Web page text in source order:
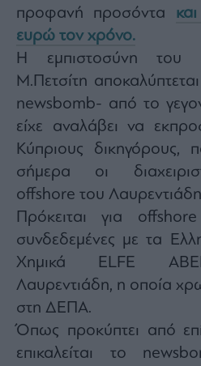
Μετοχές
Αγορές
Trader's
book
Buy-
Hold-
Sell
The
Value
Investor
Crypto
Χρηματιστηριακές
Ανακοινώσεις
Creative
Content
Branded
προφανή προσόντα
ευρώ τον χρόνο.
Η εμπιστοσύνη του
Μ.Πετσίτη
newsbomb- από το
είχε αναλάβει να
Κύπριους δικηγόρους,
σήμερα οι
offshore του
Πρόκειται για
συνδεδεμένες με τα
Χημικά ELFE
Λαυρεντιάδη, η οποία
στη ΔΕΠΑ.
Όπως προκύπτει από
επικαλείται το